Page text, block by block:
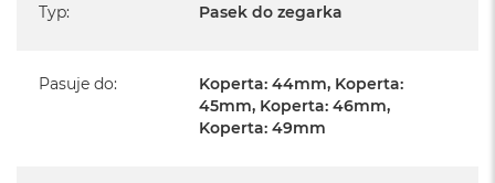
Typ: Pasek do zegarka
Pasuje do:
Koperta: 44mm, Koperta:
45mm, Koperta: 46mm,
Koperta: 49mm